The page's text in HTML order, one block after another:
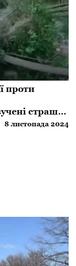
проти
страшні
8 листопада 2024